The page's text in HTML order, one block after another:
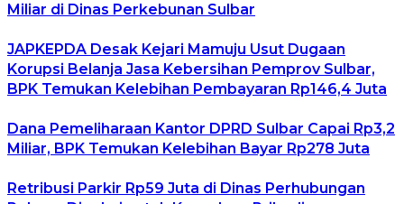
Miliar di Dinas Perkebunan Sulbar
JAPKEPDA Desak Kejari Mamuju Usut Dugaan
Korupsi Belanja Jasa Kebersihan Pemprov Sulbar,
BPK Temukan Kelebihan Pembayaran Rp146,4 Juta
Dana Pemeliharaan Kantor DPRD Sulbar Capai Rp3,2
Miliar, BPK Temukan Kelebihan Bayar Rp278 Juta
Retribusi Parkir Rp59 Juta di Dinas Perhubungan